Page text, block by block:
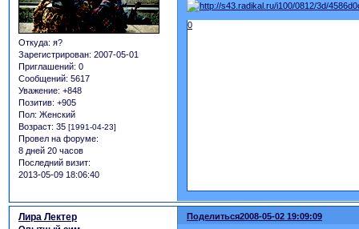
Откуда: я?
Зарегистрирован: 2007-05-01
Приглашений: 0
Сообщений: 5617
Уважение: +848
Позитив: +905
Пол: Женский
Возраст: 35 [1991-04-23]
Провел на форуме:
8 дней 20 часов
Последний визит:
2013-05-09 18:06:40
0
Поделиться2008-05-02 19:09:09
Лира Лектер